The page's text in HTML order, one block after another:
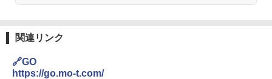
関連リンク
🔗GO
https://go.mo-t.com/